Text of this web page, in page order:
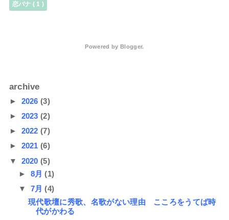
恋バナ ( 1 )
Powered by Blogger.
archive
► 2026(3)
► 2023(2)
► 2022(7)
► 2021(6)
▼ 2020(5)
► 8月(1)
▼ 7月(4)
現代歌壇に秀歌、名歌がない理由 こころをうてば時
代がかわる